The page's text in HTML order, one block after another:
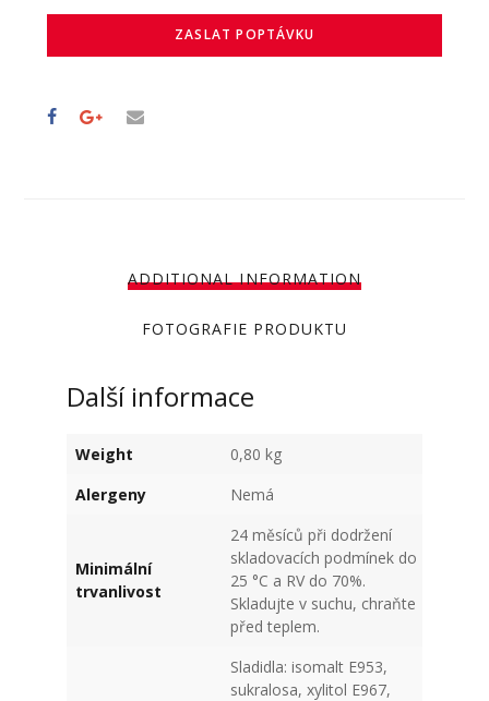
ZASLAT POPTÁVKU
ADDITIONAL INFORMATION
FOTOGRAFIE PRODUKTU
Další informace
Weight
0,80 kg
Alergeny
Nemá
Minimální
trvanlivost
24 měsíců při dodržení
skladovacích podmínek do
25 °C a RV do 70%.
Skladujte v suchu, chraňte
před teplem.
Sladidla: isomalt E953,
sukralosa, xylitol E967,